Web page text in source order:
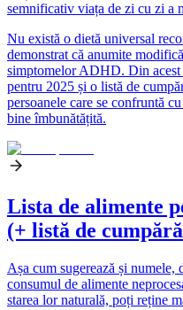
semnificativ viața de zi cu zi a
Nu există o dietă universal
demonstrat că anumite
simptomelor ADHD. Din
pentru 2025 și o listă de
persoanele care se confruntă
bine îmbunătățită.
Lista de alimente
(+ listă de
Așa cum sugerează și numele,
consumul de alimente
starea lor naturală, poți reține